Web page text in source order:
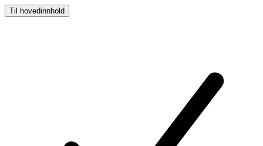
Til hovedinnhold